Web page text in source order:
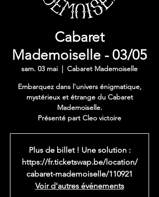
Cabaret
Mademoiselle - 03/05
sam. 03 mai
  |
Cabaret Mademoiselle
Embarquez dans l'univers énigmatique,
mystérieux et étrange du Cabaret
Mademoiselle.
Présenté part Cleo victoire
Plus de billet ! Une solution :
https://fr.ticketswap.be/location/
cabaret-mademoiselle/110921
Voir d'autres événements